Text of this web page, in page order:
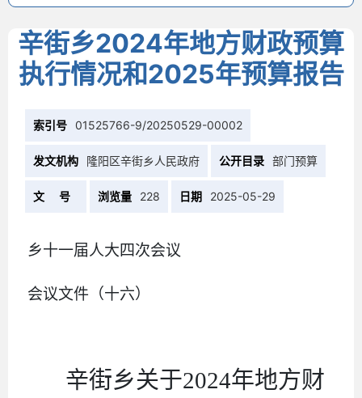
辛街乡2024年地方财政预算
执行情况和2025年预算报告
索引号 01525766-9/20250529-00002
发文机构 隆阳区辛街乡人民政府 公开目录 部门预算
文 号 浏览量 228 日期 2025-05-29
乡十一届人大四次会议
会议文件（十六）
辛街乡关于2024年地方财